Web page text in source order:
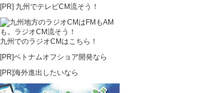
[PR] 九州でテレビCM流そう！
九州でのラジオCMはこちら！
[PR]ベトナムオフショア開発なら
[PR]海外進出したいなら